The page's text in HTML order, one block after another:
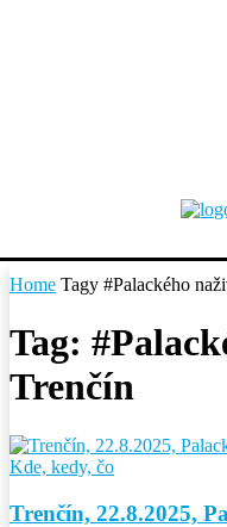
Home Tagy #Palackého
Tag:
Trenčín
Kde, kedy, čo
Trenčín, 22.8.2025,